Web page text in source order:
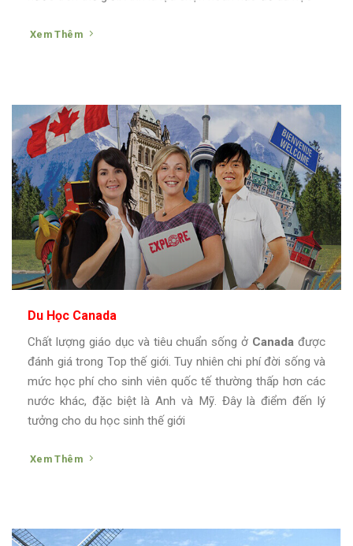
Xem Thêm
Du Học Canada
Chất lượng giáo dục và tiêu chuẩn sống ở Canada được
đánh giá trong Top thế giới. Tuy nhiên chi phí đời sống và
mức học phí cho sinh viên quốc tế thường thấp hơn các
nước khác, đặc biệt là Anh và Mỹ. Đây là điểm đến lý
tưởng cho du học sinh thế giới
Xem Thêm